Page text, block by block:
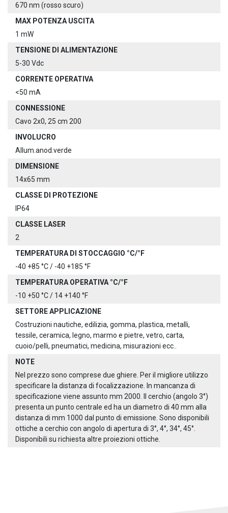
670 nm (rosso scuro)
MAX POTENZA USCITA
1 mW
TENSIONE DI ALIMENTAZIONE
5-30 Vdc
CORRENTE OPERATIVA
<50 mA
CONNESSIONE
Cavo 2x0, 25 cm 200
INVOLUCRO
Allum.anod.verde
DIMENSIONE
14x65 mm
CLASSE DI PROTEZIONE
IP64
CLASSE LASER
2
TEMPERATURA DI STOCCAGGIO °C/°F
-40 +85 °C / -40 +185 °F
TEMPERATURA OPERATIVA °C/°F
-10 +50 °C / 14 +140 °F
SETTORE APPLICAZIONE
Costruzioni nautiche, edilizia, gomma, plastica, metalli,
tessile, ceramica, legno, marmo e pietre, vetro, carta,
cuoio/pelli, pneumatici, medicina, misurazioni ecc..
NOTE
Nel prezzo sono comprese due ghiere. Per il migliore utilizzo
specificare la distanza di focalizzazione. In mancanza di
specificazione viene assunto mm 2000. Il cerchio (angolo 3°)
presenta un punto centrale ed ha un diametro di 40 mm alla
distanza di mm 1000 dal punto di emissione. Sono disponibili
ottiche a cerchio con angolo di apertura di 3°, 4°, 34°, 45°.
Disponibili su richiesta altre proiezioni ottiche.